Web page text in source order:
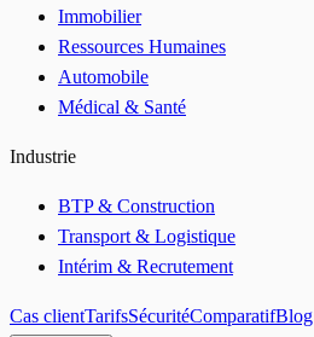
Immobilier
Ressources Humaines
Automobile
Médical & Santé
Industrie
BTP & Construction
Transport & Logistique
Intérim & Recrutement
Cas clientTarifsSécuritéComparatifBlog